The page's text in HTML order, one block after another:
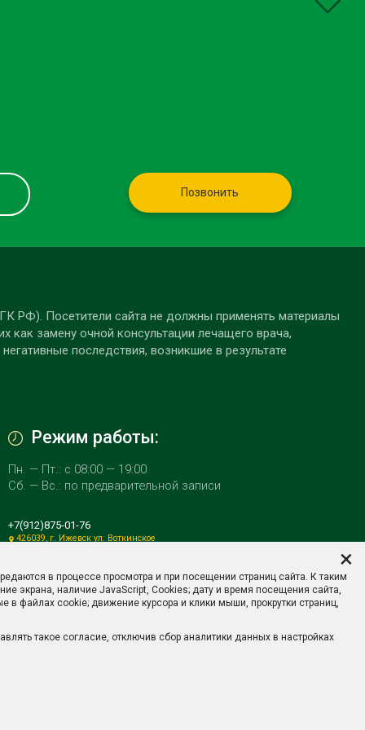
Позвонить
РФ). Посетители сайта не должны применять материалы
как замену очной консультации лечащего врача,
последствия, возникшие в результате
Режим работы:
Пн. — Пт.: с 08:00 — 19:00
Сб. — Вс.: по предварительной записи
+7(912)875-01-76
426039, г. Ижевск ул. Воткинское
×
в процессе просмотра и при посещении страниц сайта. К таким
экрана, наличие JavaScript, Cookies; дату и время посещения сайта,
файлах cookie; движение курсора и клики мыши, прокрутки страниц,
такое согласие, отключив сбор аналитики данных в настройках